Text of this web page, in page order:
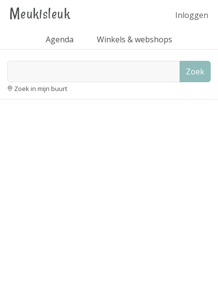
Meukisleuk Inloggen
Agenda Winkels & webshops
Zoek
Zoek in mijn buurt